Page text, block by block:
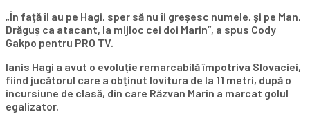
„În față îl au pe Hagi, sper să nu îi greșesc numele, și pe Man,
Drăguș ca atacant, la mijloc cei doi Marin”, a spus Cody
Gakpo pentru PRO TV.
Ianis Hagi a avut o evoluție remarcabilă împotriva Slovaciei,
fiind jucătorul care a obținut lovitura de la 11 metri, după o
incursiune de clasă, din care Răzvan Marin a marcat golul
egalizator.